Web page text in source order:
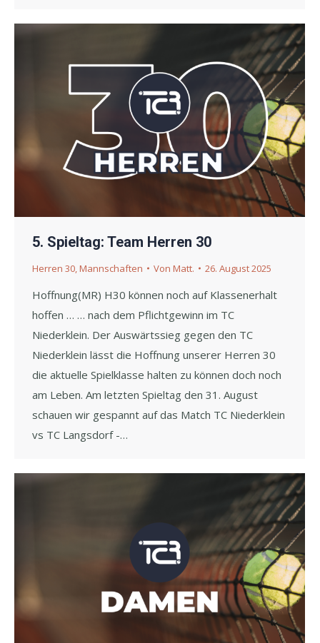
5. Spieltag: Team Herren 30
Herren 30,Mannschaften Von Matt. 26. August 2025
Hoffnung(MR) H30 können noch auf Klassenerhalt
hoffen … … nach dem Pflichtgewinn im TC
Niederklein. Der Auswärtssieg gegen den TC
Niederklein lässt die Hoffnung unserer Herren 30
die aktuelle Spielklasse halten zu können doch noch
am Leben. Am letzten Spieltag den 31. August
schauen wir gespannt auf das Match TC Niederklein
vs TC Langsdorf -…